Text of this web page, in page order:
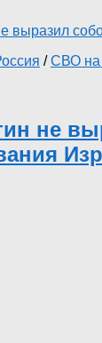
/СВО на
не